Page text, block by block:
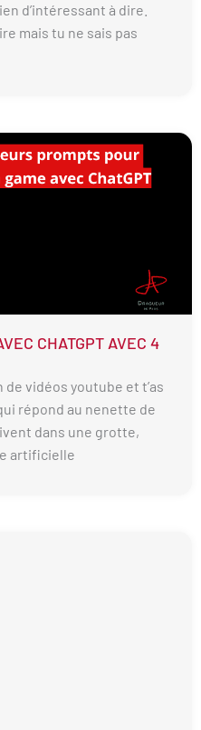
d’intéressant à dire.
mais tu ne sais pas
CHATGPT AVEC 4
vidéos youtube et t’as
répond au nenette de
dans une grotte,
artificielle